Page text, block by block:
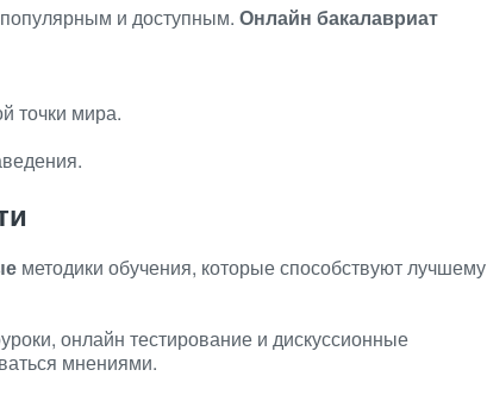
и доступным. Онлайн бакалавриат
точки мира.
методики обучения, которые способствуют лучшему
онлайн тестирование и дискуссионные
мнениями.